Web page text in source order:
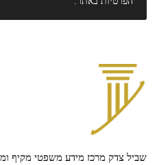
שביל צדק מרכז מידע משפטי מקיף